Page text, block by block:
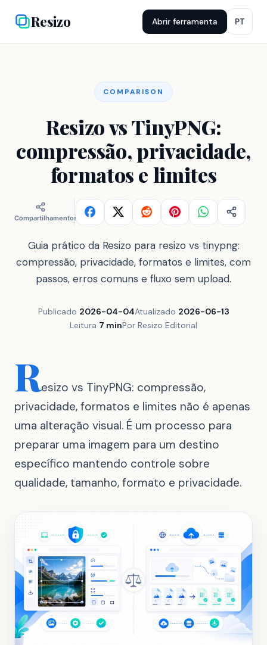
Resizo Abrir ferramenta PT
COMPARISON
Resizo vs TinyPNG:
compressão, privacidade,
formatos e limites
Compartilhamentos
Guia prático da Resizo para resizo vs tinypng:
compressão, privacidade, formatos e limites, com
passos, erros comuns e fluxo sem upload.
Publicado 2026-04-04Atualizado 2026-06-13
Leitura 7 minPor Resizo Editorial
Resizo vs TinyPNG: compressão,
privacidade, formatos e limites não é apenas
uma alteração visual. É um processo para
preparar uma imagem para um destino
específico mantendo controle sobre
qualidade, tamanho, formato e privacidade.